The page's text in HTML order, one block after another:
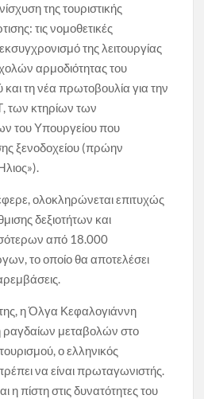
της τουριστικής
τις νομοθετικές
της λειτουργίας
αρμοδιότητας του
τη νέα πρωτοβουλία για την
των κτηρίων των
του Υπουργείου που
ξενοδοχείου (πρώην
ολοκληρώνεται επιτυχώς
δεξιοτήτων και
από 18.000
το οποίο θα αποτελέσει
της, η Όλγα Κεφαλογιάννη
ραγδαίων μεταβολών στο
ο ελληνικός
να είναι πρωταγωνιστής.
η πίστη στις δυνατότητες του